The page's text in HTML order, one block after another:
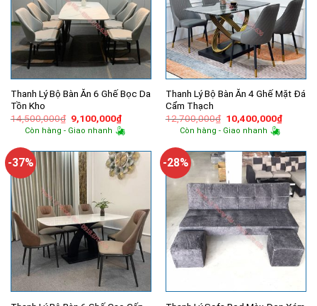
Thanh Lý Bộ Bàn Ăn 6 Ghế Bọc Da
Tồn Kho
14,500,000₫ Giá
gốc
là:
9,100,000₫Giá
hiện
tại
9,100,000₫.
Còn hàng - Giao nhanh
Thanh Lý Bộ Bàn Ăn 4 Ghế Mặt Đá
Cẩm Thạch
12,700,000₫ Giá
gốc
là:
10,400,000₫Giá
hiện
Còn hàng - Giao nhanh
-37% -28%